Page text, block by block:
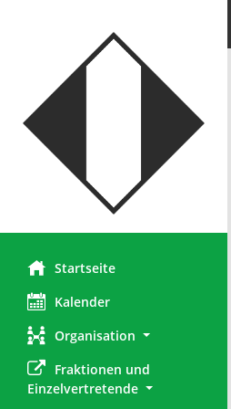
Startseite
Kalender
Organisation
Fraktionen und
Einzelvertretende